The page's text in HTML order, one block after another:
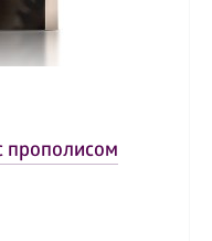
прополисом